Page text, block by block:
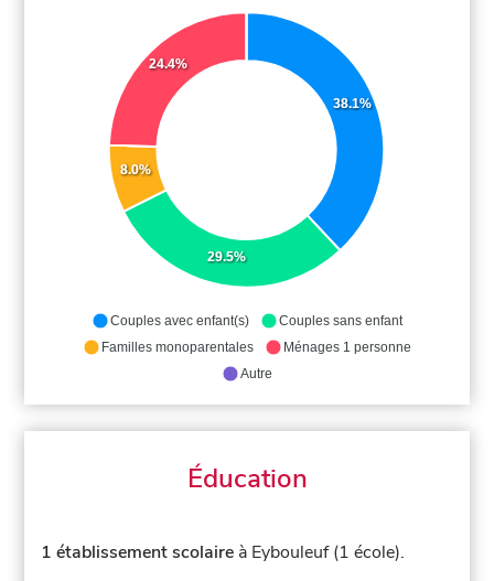
38.1%
29.5%
8.0%
24.4%
Couples avec enfant(s)
Couples sans enfant
Familles monoparentales
Ménages 1 personne
Autre
Éducation
1 établissement scolaire à Eybouleuf (1 école).